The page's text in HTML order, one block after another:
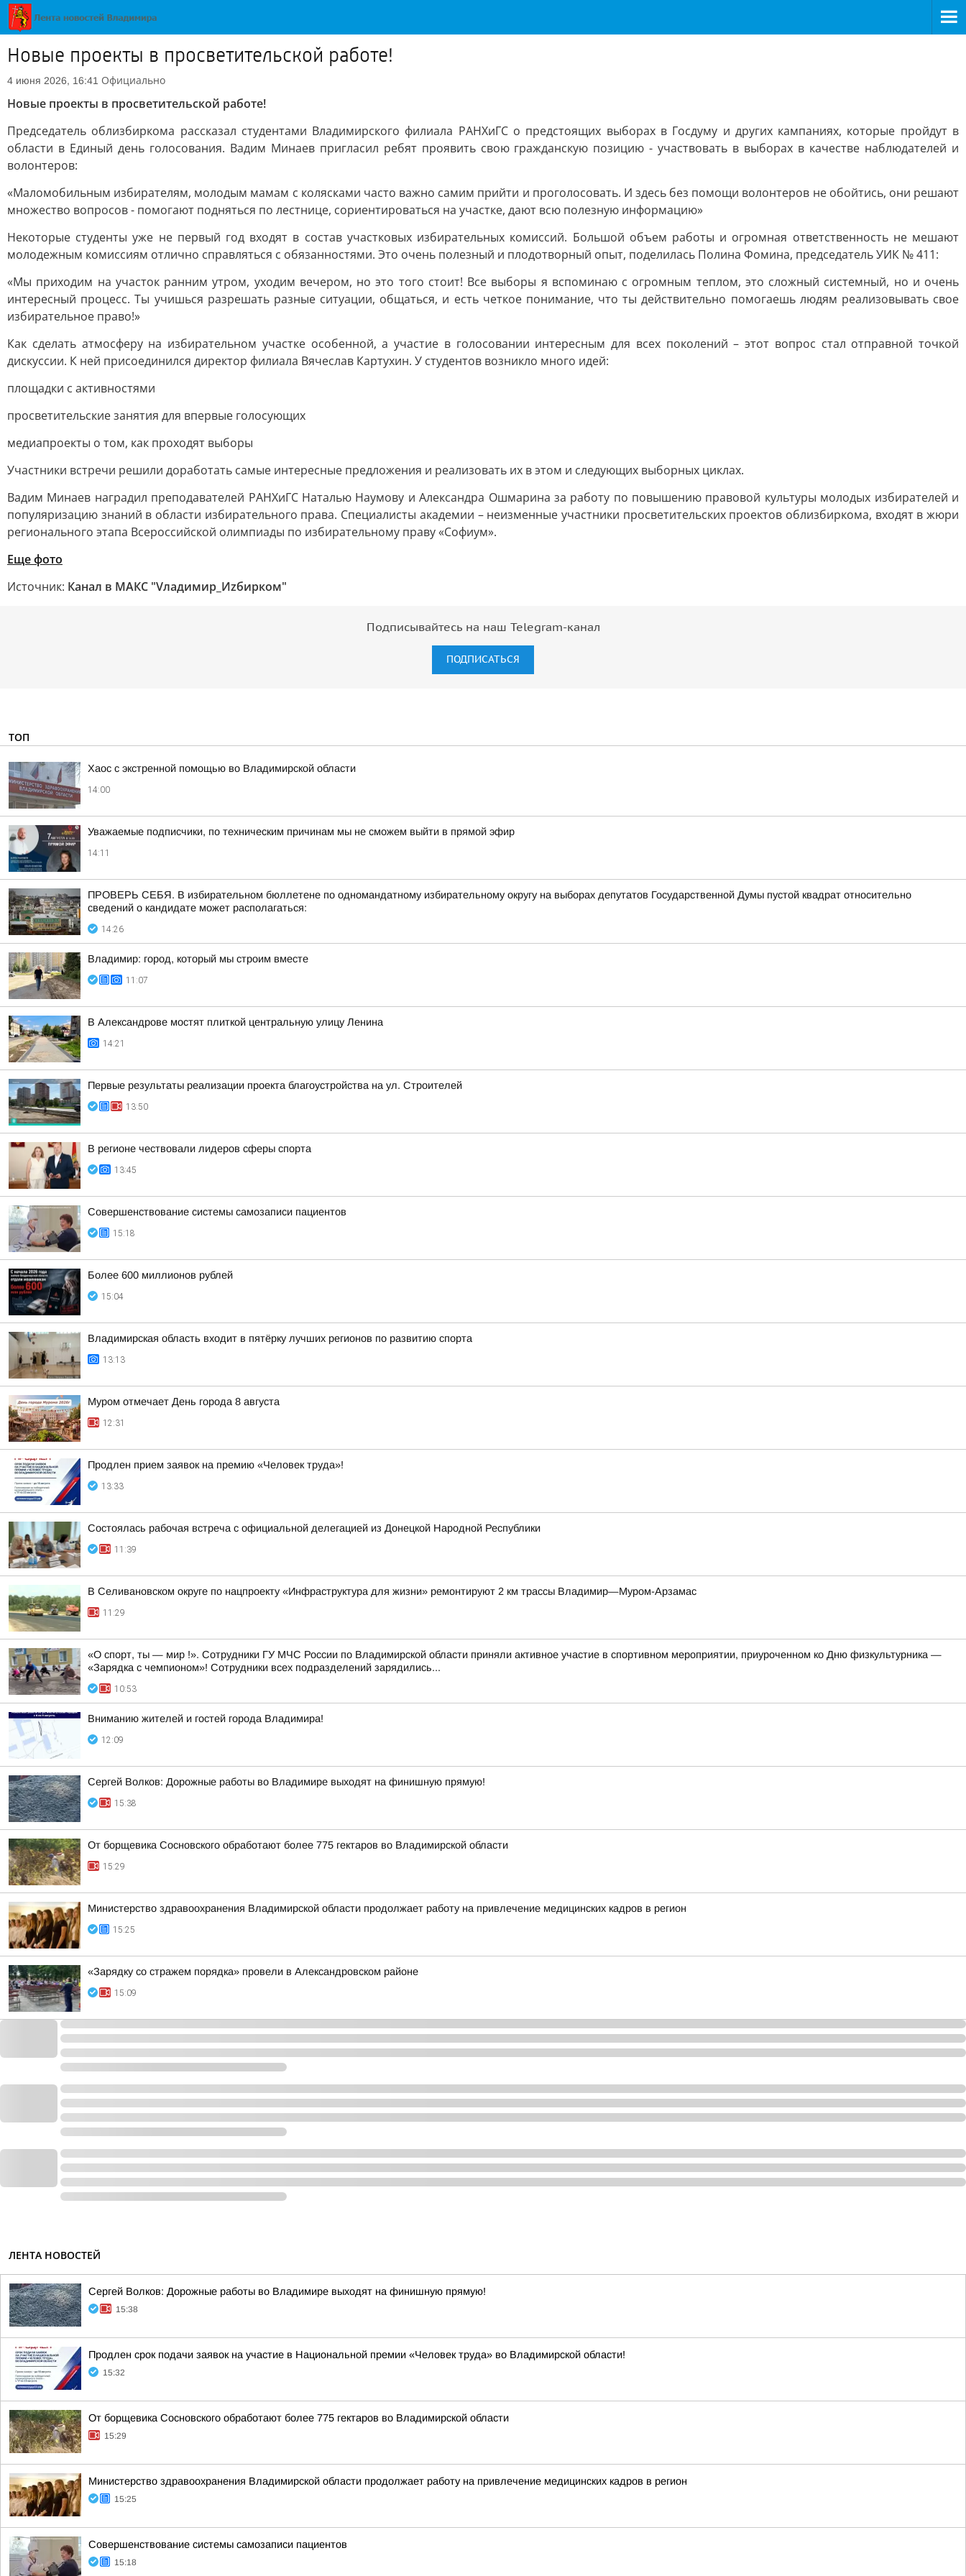
Новые проекты в просветительской работе!
4 июня 2026, 16:41 Официально
Новые проекты в просветительской работе!
Председатель облизбиркома рассказал студентами Владимирского филиала РАНХиГС о предстоящих выборах в Госдуму и других кампаниях, которые пройдут в
области в Единый день голосования. Вадим Минаев пригласил ребят проявить свою гражданскую позицию - участвовать в выборах в качестве наблюдателей и
волонтеров:
«Маломобильным избирателям, молодым мамам с колясками часто важно самим прийти и проголосовать. И здесь без помощи волонтеров не обойтись, они решают
множество вопросов - помогают подняться по лестнице, сориентироваться на участке, дают всю полезную информацию»
Некоторые студенты уже не первый год входят в состав участковых избирательных комиссий. Большой объем работы и огромная ответственность не мешают
молодежным комиссиям отлично справляться с обязанностями. Это очень полезный и плодотворный опыт, поделилась Полина Фомина, председатель УИК № 411:
«Мы приходим на участок ранним утром, уходим вечером, но это того стоит! Все выборы я вспоминаю с огромным теплом, это сложный системный, но и очень
интересный процесс. Ты учишься разрешать разные ситуации, общаться, и есть четкое понимание, что ты действительно помогаешь людям реализовывать свое
избирательное право!»
Как сделать атмосферу на избирательном участке особенной, а участие в голосовании интересным для всех поколений – этот вопрос стал отправной точкой
дискуссии. К ней присоединился директор филиала Вячеслав Картухин. У студентов возникло много идей:
площадки с активностями
просветительские занятия для впервые голосующих
медиапроекты о том, как проходят выборы
Участники встречи решили доработать самые интересные предложения и реализовать их в этом и следующих выборных циклах.
Вадим Минаев наградил преподавателей РАНХиГС Наталью Наумову и Александра Ошмарина за работу по повышению правовой культуры молодых избирателей и
популяризацию знаний в области избирательного права. Специалисты академии – неизменные участники просветительских проектов облизбиркома, входят в жюри
регионального этапа Всероссийской олимпиады по избирательному праву «Софиум».
Еще фото
Источник: Канал в МАКС "Vладимир_Иzбирком"
Подписывайтесь на наш Telegram-канал
ПОДПИСАТЬСЯ
ТОП
Хаос с экстренной помощью во Владимирской области
14:00
Уважаемые подписчики, по техническим причинам мы не сможем выйти в прямой эфир
14:11
ПРОВЕРЬ СЕБЯ. В избирательном бюллетене по одномандатному избирательному округу на выборах депутатов Государственной Думы пустой квадрат относительно
сведений о кандидате может располагаться:
14:26
Владимир: город, который мы строим вместе
11:07
В Александрове мостят плиткой центральную улицу Ленина
14:21
Первые результаты реализации проекта благоустройства на ул. Строителей
13:50
В регионе чествовали лидеров сферы спорта
13:45
Совершенствование системы самозаписи пациентов
15:18
Более 600 миллионов рублей
15:04
Владимирская область входит в пятёрку лучших регионов по развитию спорта
13:13
Муром отмечает День города 8 августа
12:31
Продлен прием заявок на премию «Человек труда»!
13:33
Состоялась рабочая встреча с официальной делегацией из Донецкой Народной Республики
11:39
В Селивановском округе по нацпроекту «Инфраструктура для жизни» ремонтируют 2 км трассы Владимир—Муром-Арзамас
11:29
«О спорт, ты — мир !». Сотрудники ГУ МЧС России по Владимирской области приняли активное участие в спортивном мероприятии, приуроченном ко Дню физкультурника —
«Зарядка с чемпионом»! Сотрудники всех подразделений зарядились...
10:53
Вниманию жителей и гостей города Владимира!
12:09
Сергей Волков: Дорожные работы во Владимире выходят на финишную прямую!
15:38
От борщевика Сосновского обработают более 775 гектаров во Владимирской области
15:29
Министерство здравоохранения Владимирской области продолжает работу на привлечение медицинских кадров в регион
15:25
«Зарядку со стражем порядка» провели в Александровском районе
15:09
ЛЕНТА НОВОСТЕЙ
Сергей Волков: Дорожные работы во Владимире выходят на финишную прямую!
15:38
Продлен срок подачи заявок на участие в Национальной премии «Человек труда» во Владимирской области!
15:32
От борщевика Сосновского обработают более 775 гектаров во Владимирской области
15:29
Министерство здравоохранения Владимирской области продолжает работу на привлечение медицинских кадров в регион
15:25
Совершенствование системы самозаписи пациентов
15:18